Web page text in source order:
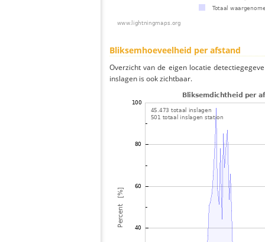
Bliksemhoeveelheid per afstand
Overzicht van de eigen locatie
inslagen is ook zichtbaar.